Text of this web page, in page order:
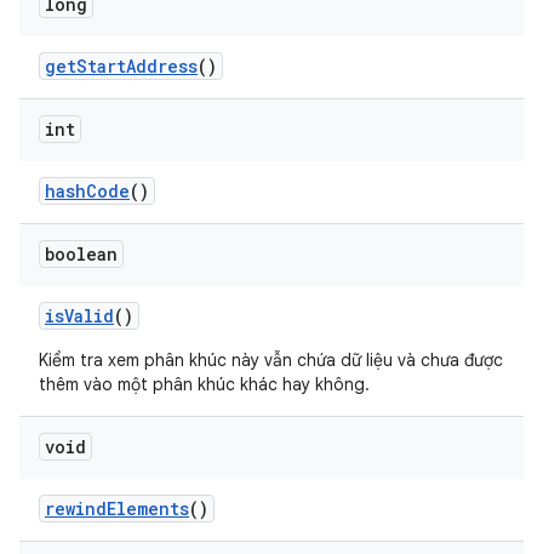
getStartAddress()
int
hashCode()
boolean
isValid()
Kiểm tra xem phân khúc này vẫn chứa dữ liệu và chưa được
thêm vào một phân khúc khác hay không.
void
rewindElements()